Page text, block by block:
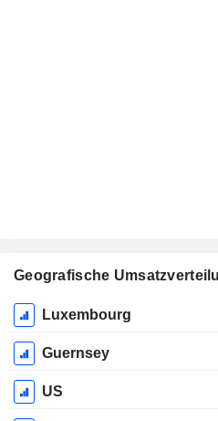
Geografische
Ende d.
Geschäftsjahres:
Dezember
Luxembourg
Guernsey
US